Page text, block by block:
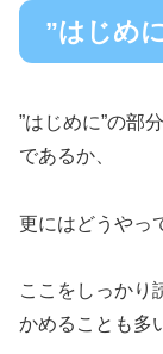
”はじめ
”はじめに”の部
であるか、
更にはどうやっ
ここをしっかり
かめることも多